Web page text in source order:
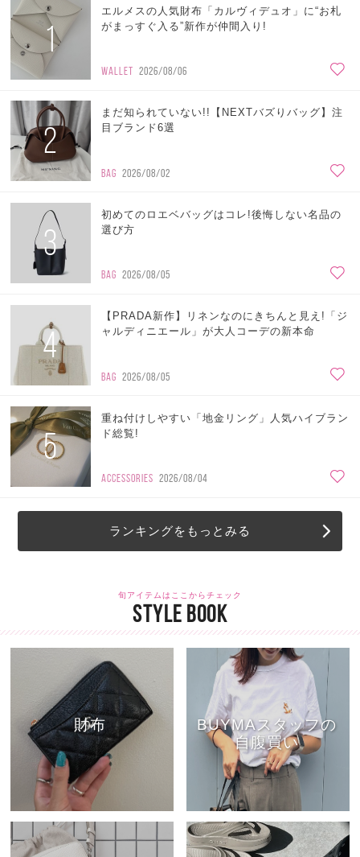
1
エルメスの人気財布「カルヴィデュオ」に“お札
がまっすぐ入る”新作が仲間入り!
WALLET 2026/08/06
2
まだ知られていない!!【NEXTバズりバッグ】注
目ブランド6選
BAG 2026/08/02
3
初めてのロエベバッグはコレ!後悔しない名品の
選び方
BAG 2026/08/05
4
【PRADA新作】リネンなのにきちんと見え!「ジ
ャルディニエール」が大人コーデの新本命
BAG 2026/08/05
5
重ね付けしやすい「地金リング」人気ハイブラン
ド総覧!
ACCESSORIES 2026/08/04
ランキングをもっとみる
旬アイテムはここからチェック
STYLE BOOK
財布
BUYMAスタッフの
自腹買い